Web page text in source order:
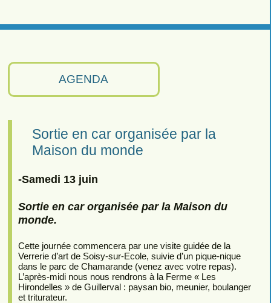
AGENDA
Sortie en car organisée par la
Maison du monde
-Samedi 13 juin
Sortie en car organisée par la Maison du
monde.
Cette journée commencera par une visite guidée de la
Verrerie d’art de Soisy-sur-Ecole, suivie d’un pique-nique
dans le parc de Chamarande (venez avec votre repas).
L’après-midi nous nous rendrons à la Ferme « Les
Hirondelles » de Guillerval : paysan bio, meunier, boulanger
et triturateur.